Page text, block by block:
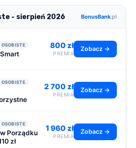
- sierpień 2026 BonusBank.pl
OSOBISTE 800 zł
PREMIA
Zobacz →
OSOBISTE 2 700 zł
PREMIA
Zobacz →
OSOBISTE
Porządku
zł
1 960 zł
PREMIA
Zobacz →